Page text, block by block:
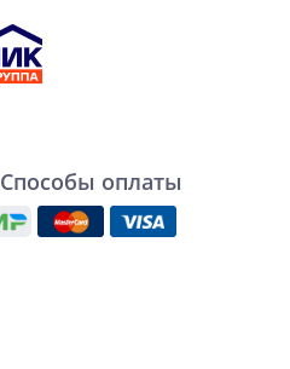
Способы оплаты